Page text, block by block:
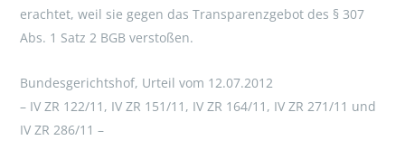
erachtet, weil sie gegen das Transparenzgebot des § 307
Abs. 1 Satz 2 BGB verstoßen.
Bundesgerichtshof, Urteil vom 12.07.2012
– IV ZR 122/11, IV ZR 151/11, IV ZR 164/11, IV ZR 271/11 und
IV ZR 286/11 –